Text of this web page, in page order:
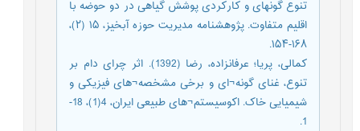
تنوع گونه‎ای و کارکردی پوشش گیاهی در دو حوضه با
اقلیم متفاوت. پ‍‍ژوهشنامه مديريت حوزه آبخيز، ۱۵ (۲)،
۱۶۸-۱۵۴.
کمالی، پریا؛ عرفانزاده، رضا (1392). اثر چرای دام بر
تنوع، غنای گونه¬ای و برخی مشخصه¬های فیزیکی و
شیمیایی خاک. اکوسیستم¬های طبیعی ایران، 4(1)، 18-